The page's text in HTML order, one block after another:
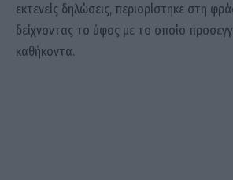
εκτενείς δηλώσεις, περιορίστηκε στη
δείχνοντας το ύφος με το οποίο
καθήκοντα.